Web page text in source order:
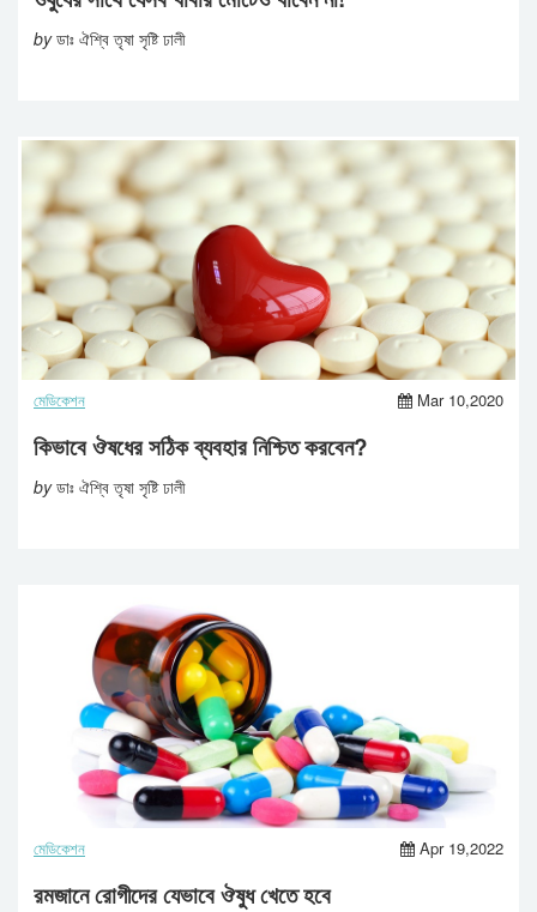
byডাঃ ঐশ্বি তৃষা সৃষ্টি ঢালী
মেডিকেশন Mar 10,2020
কিভাবে ঔষধের সঠিক ব্যবহার নিশ্চিত করবেন?
byডাঃ ঐশ্বি তৃষা সৃষ্টি ঢালী
মেডিকেশন Apr 19,2022
রমজানে রোগীদের যেভাবে ঔষুধ খেতে হবে